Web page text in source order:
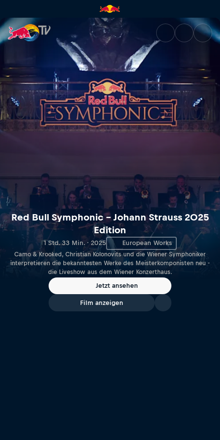
Red Bull Symphonic –
Red Bull Symphonic – Johann Strauss 2025
Edition
1 Std. 33 Min. · 2025 European Works
Camo & Krooked, Christian Kolonovits und die Wiener Symphoniker
interpretieren die bekanntesten Werke des Meisterkomponisten neu -
die Liveshow aus dem Wiener Konzerthaus.
Jetzt ansehen
Film anzeigen